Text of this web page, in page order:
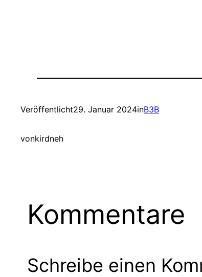
Veröffentlicht29. Januar 2024inB3B
vonkirdneh
Kommentare
Schreibe einen